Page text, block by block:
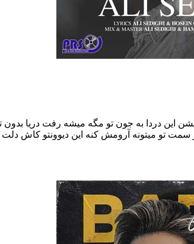
این دردا به جون تو مگه میشه رفت دریا
سمت تو میتونه آرومش کنه این دیوونتو کاش